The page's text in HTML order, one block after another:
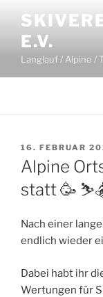
Inhalt
springen
E.V.
Langlauf / Alpine /
AM
16. FEBRUAR
Alpine
statt 🥳
Nach einer
endlich wieder
Dabei habt ihr
Wertungen für